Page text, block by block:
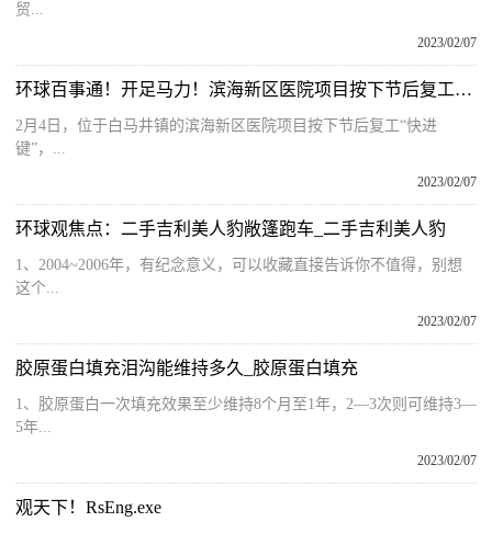
贸...
2023/02/07
环球百事通！开足马力！滨海新区医院项目按下节后复工“快进键”
2月4日，位于白马井镇的滨海新区医院项目按下节后复工“快进
键”，...
2023/02/07
环球观焦点：二手吉利美人豹敞篷跑车_二手吉利美人豹
1、2004~2006年，有纪念意义，可以收藏直接告诉你不值得，别想
这个...
2023/02/07
胶原蛋白填充泪沟能维持多久_胶原蛋白填充
1、胶原蛋白一次填充效果至少维持8个月至1年，2—3次则可维持3—
5年...
2023/02/07
观天下！RsEng.exe